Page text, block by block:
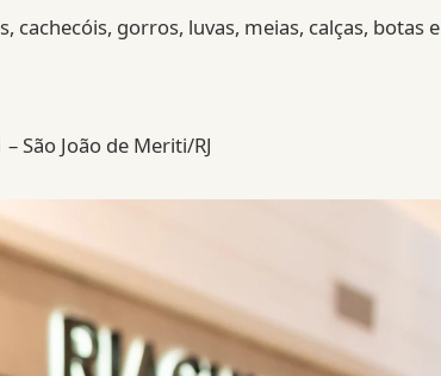
cachecóis, gorros, luvas, meias, calças, botas e
São João de Meriti/RJ